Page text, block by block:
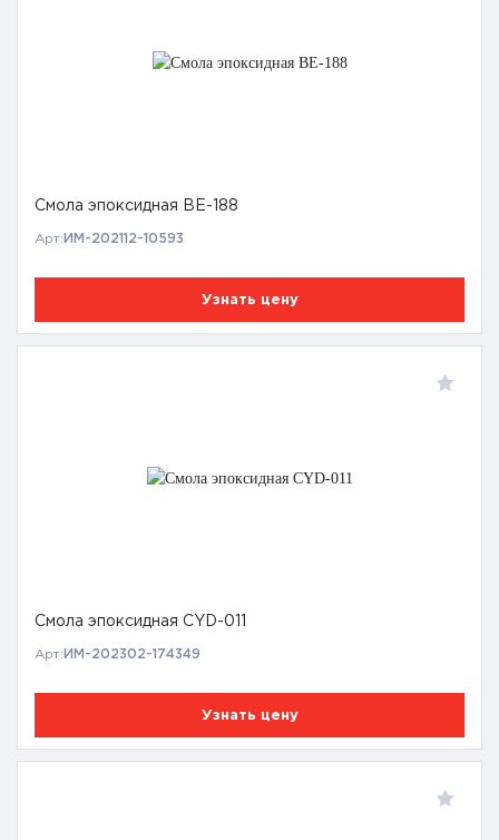
Смола эпоксидная BE-188
Арт: ИМ-202112-10593
Узнать цену
Смола эпоксидная CYD-011
Арт: ИМ-202302-174349
Узнать цену